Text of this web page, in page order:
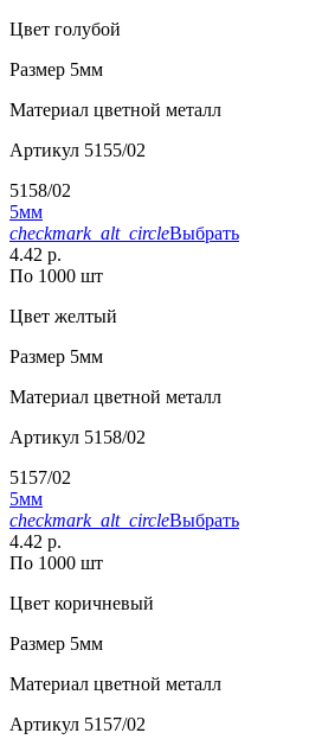
Цвет голубой
Размер 5мм
Материал цветной металл
Артикул 5155/02
5158/02
5мм
checkmark_alt_circleВыбрать
4.42 р.
По 1000 шт
Цвет желтый
Размер 5мм
Материал цветной металл
Артикул 5158/02
5157/02
5мм
checkmark_alt_circleВыбрать
4.42 р.
По 1000 шт
Цвет коричневый
Размер 5мм
Материал цветной металл
Артикул 5157/02